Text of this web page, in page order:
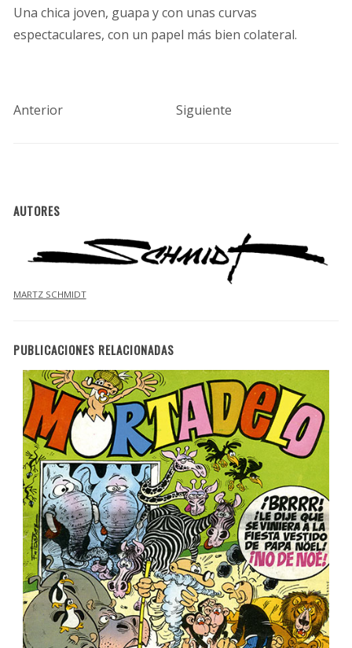
Una chica joven, guapa y con unas curvas
espectaculares, con un papel más bien colateral.
Anterior Siguiente
AUTORES
MARTZ SCHMIDT
PUBLICACIONES RELACIONADAS